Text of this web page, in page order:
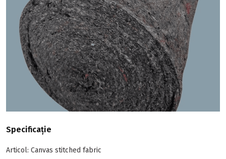
Specificație
Articol: Canvas stitched fabric